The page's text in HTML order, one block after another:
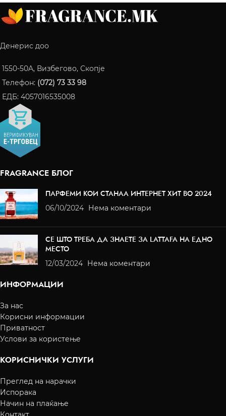
Денерис доо
1550-50A, Визбегово, Скопје
Телефон: (072) 73 33 98
ЕДБ: 4057016535008
FRAGRANCE БЛОГ
ПАРФЕМИ КОИ СТАНАА ИНТЕРНЕТ ХИТ ВО 2024
06/10/2024 Нема коментари
СЕ ШТО ТРЕБА ДА ЗНАЕТЕ ЗА LATTAFA НА ЕДНО
МЕСТО
12/03/2024 Нема коментари
ИНФОРМАЦИИ
За нас
Корисни информации
Приватност
Услови за користење
КОРИСНИЧКИ УСЛУГИ
Преглед на нарачки
Испорака
Начин на плаќање